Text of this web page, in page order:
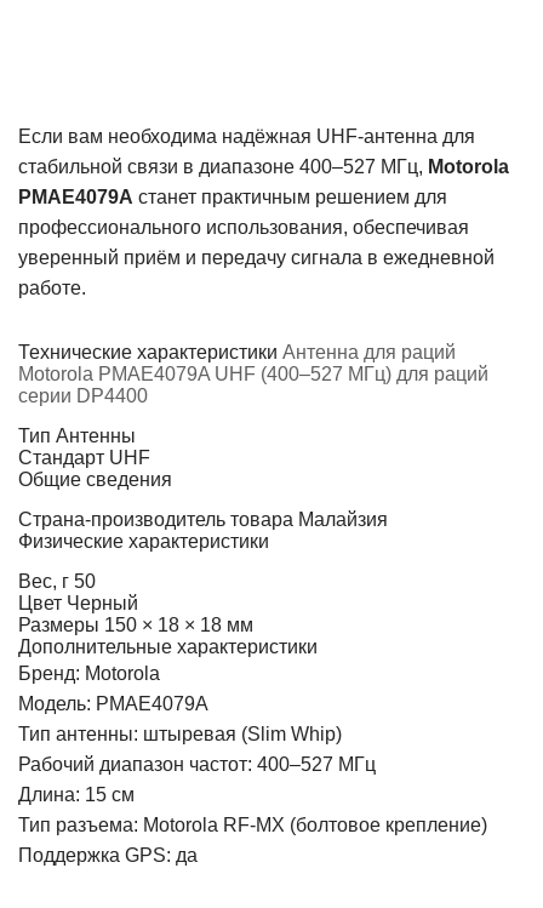
Если вам необходима надёжная UHF-антенна для
стабильной связи в диапазоне 400–527 МГц, Motorola
PMAE4079A станет практичным решением для
профессионального использования, обеспечивая
уверенный приём и передачу сигнала в ежедневной
работе.
Технические характеристики Антенна для раций
Motorola PMAE4079A UHF (400–527 МГц) для раций
серии DP4400
Тип Антенны
Стандарт UHF
Общие сведения
Страна-производитель товара Малайзия
Физические характеристики
Вес, г 50
Цвет Черный
Размеры 150 × 18 × 18 мм
Дополнительные характеристики
Бренд: Motorola
Модель: PMAE4079A
Тип антенны: штыревая (Slim Whip)
Рабочий диапазон частот: 400–527 МГц
Длина: 15 см
Тип разъема: Motorola RF-MX (болтовое крепление)
Поддержка GPS: да